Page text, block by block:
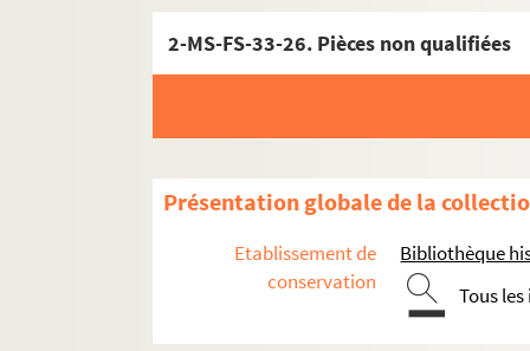
2-MS-FS-33-26. Pièces non qualifiées
Présentation globale de la
Etablissement de
conservation
Bibliothèque
Tous